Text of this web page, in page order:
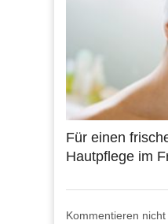
Für einen
Hautpflege im
Kommentieren nicht